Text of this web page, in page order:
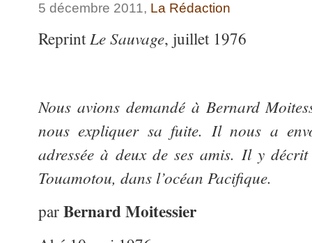
5 décembre 2011, La Rédaction
ReprintLe Sauvage, juillet 1976
Nous avions demandé à Bernard
nous expliquer sa fuite. Il nous a
adressée à deux de ses amis. Il y
Touamotou, dans l’océan Pacifique.
parBernard Moitessier